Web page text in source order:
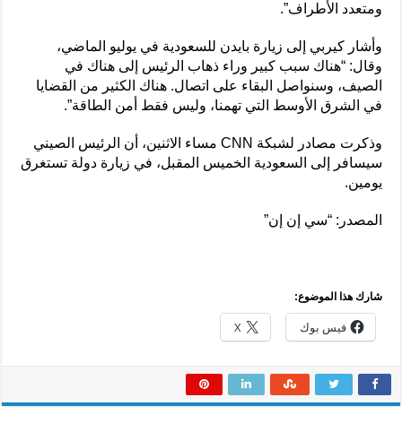
ومتعدد الأطراف”.
وأشار كيربي إلى زيارة بايدن للسعودية في يوليو الماضي،
وقال: “هناك سبب كبير وراء ذهاب الرئيس إلى هناك في
الصيف، وسنواصل البقاء على اتصال. هناك الكثير من القضايا
في الشرق الأوسط التي تهمنا، وليس فقط أمن الطاقة”.
وذكرت مصادر لشبكة CNN مساء الاثنين، أن الرئيس الصيني
سيسافر إلى السعودية الخميس المقبل، في زيارة دولة تستغرق
يومين.
المصدر: “سي إن إن”
شارك هذا الموضوع:
فيس بوك X